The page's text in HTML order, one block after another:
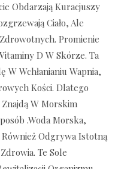
Obdarzają Kuracjuszy
Ciało, Ale
Promienie
D W Skórze. Ta
Wchłanianiu Wapnia,
Kości. Dlatego
W Morskim
.Woda Morska,
Odgrywa Istotną
Te Sole